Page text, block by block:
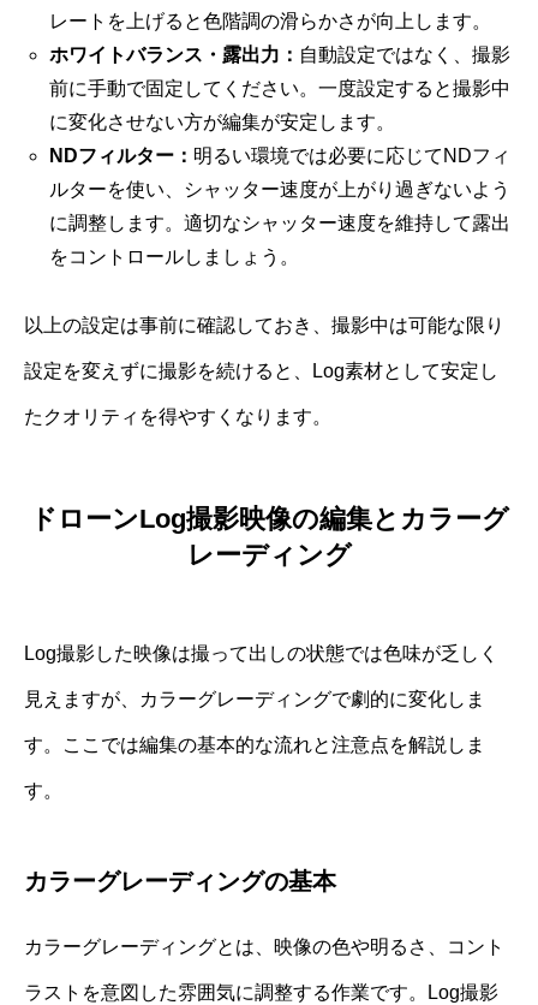
レートを上げると色階調の滑らかさが向上します。
ホワイトバランス・露出力： 自動設定ではなく、撮影
前に手動で固定してください。一度設定すると撮影中
に変化させない方が編集が安定します。
NDフィルター： 明るい環境では必要に応じてNDフィ
ルターを使い、シャッター速度が上がり過ぎないよう
に調整します。適切なシャッター速度を維持して露出
をコントロールしましょう。
以上の設定は事前に確認しておき、撮影中は可能な限り
設定を変えずに撮影を続けると、Log素材として安定し
たクオリティを得やすくなります。
ドローンLog撮影映像の編集とカラーグ
レーディング
Log撮影した映像は撮って出しの状態では色味が乏しく
見えますが、カラーグレーディングで劇的に変化しま
す。ここでは編集の基本的な流れと注意点を解説しま
す。
カラーグレーディングの基本
カラーグレーディングとは、映像の色や明るさ、コント
ラストを意図した雰囲気に調整する作業です。Log撮影